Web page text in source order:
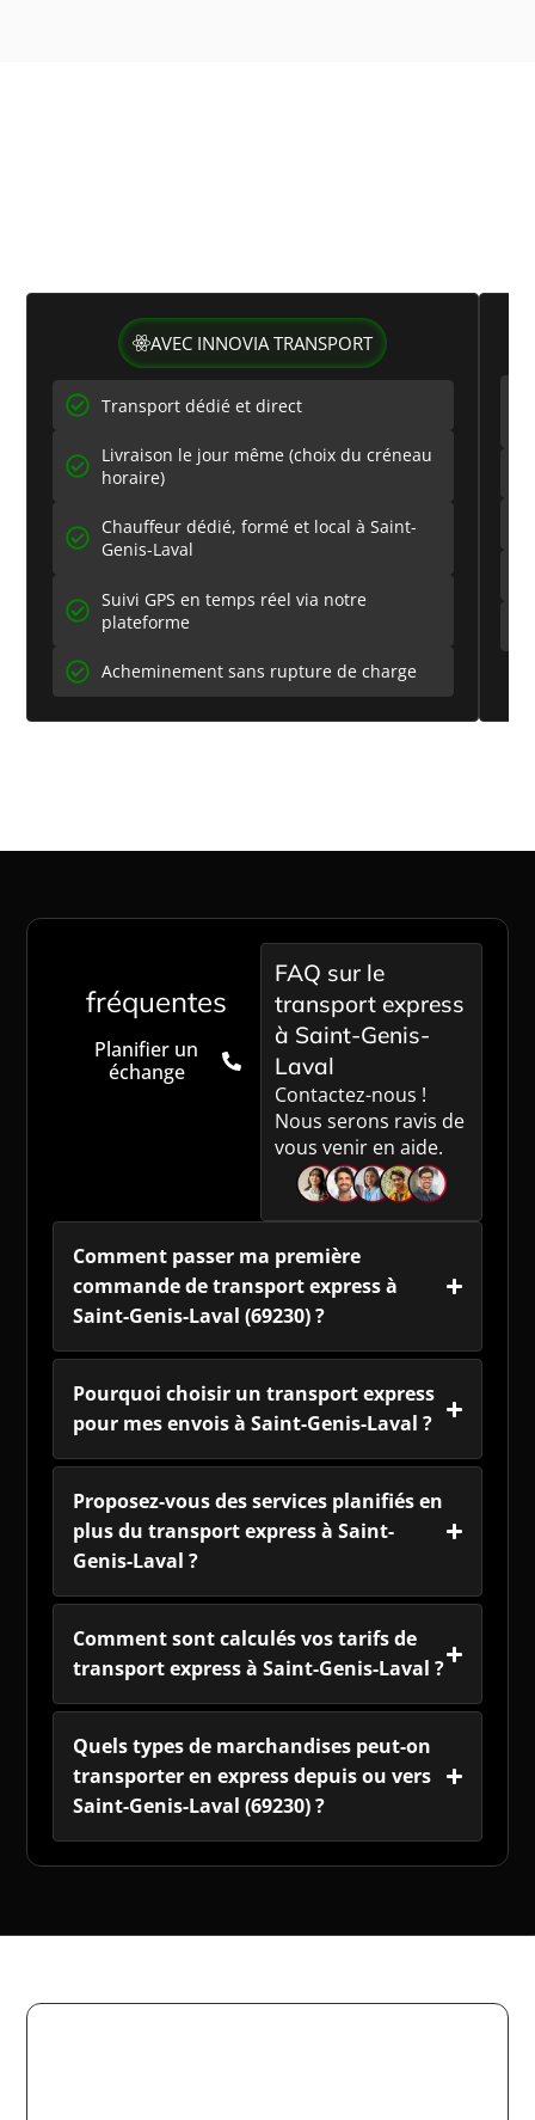
AVEC INNOVIA TRANSPORT
Transport dédié et direct
Livraison le jour même (choix du créneau
horaire)
Chauffeur dédié, formé et local à Saint-
Genis-Laval
Suivi GPS en temps réel via notre
plateforme
Acheminement sans rupture de charge
fréquentes
Planifier un
échange
FAQ sur le
transport express
à Saint-Genis-
Laval
Contactez-nous !
Nous serons ravis de
vous venir en aide.
Comment passer ma première
commande de transport express à
Saint-Genis-Laval (69230) ?
Pourquoi choisir un transport express
pour mes envois à Saint-Genis-Laval ?
Proposez-vous des services planifiés en
plus du transport express à Saint-
Genis-Laval ?
Comment sont calculés vos tarifs de
transport express à Saint-Genis-Laval ?
Quels types de marchandises peut-on
transporter en express depuis ou vers
Saint-Genis-Laval (69230) ?